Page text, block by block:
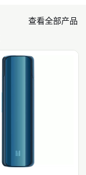
查看全部产品